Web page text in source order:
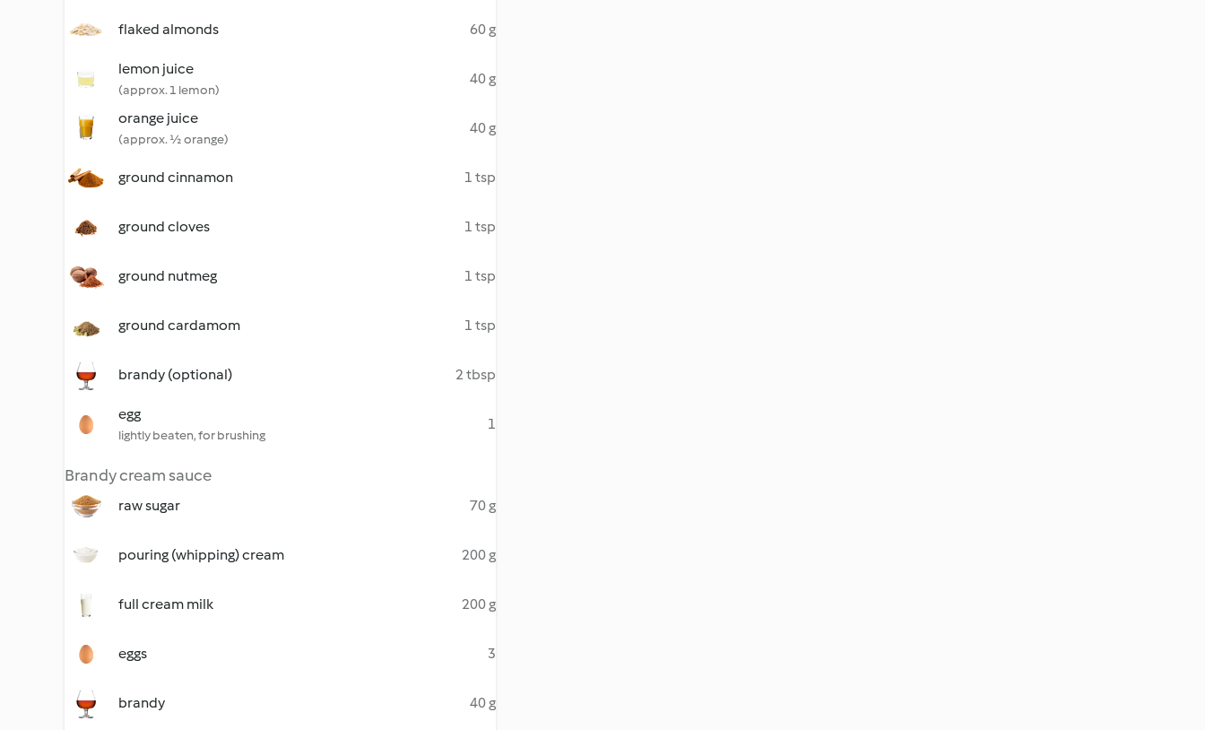
flaked almonds 60 g
lemon juice
(approx. 1 lemon)
40 g
orange juice
(approx. ½ orange)
40 g
ground cinnamon 1 tsp
ground cloves 1 tsp
ground nutmeg 1 tsp
ground cardamom 1 tsp
brandy (optional) 2 tbsp
egg
lightly beaten, for brushing
1
Brandy cream sauce
raw sugar 70 g
pouring (whipping) cream 200 g
full cream milk 200 g
eggs 3
brandy 40 g